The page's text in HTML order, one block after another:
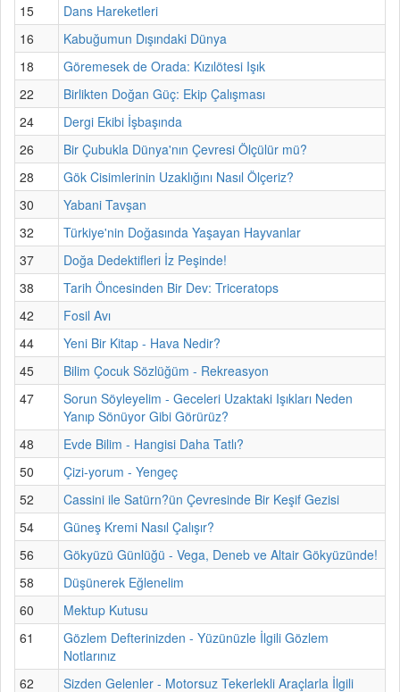
15
Dans Hareketleri
16
Kabuğumun Dışındaki Dünya
18
Göremesek de Orada: Kızılötesi Işık
22
Birlikten Doğan Güç: Ekip Çalışması
24
Dergi Ekibi İşbaşında
26
Bir Çubukla Dünya'nın Çevresi Ölçülür mü?
28
Gök Cisimlerinin Uzaklığını Nasıl Ölçeriz?
30
Yabani Tavşan
32
Türkiye'nin Doğasında Yaşayan Hayvanlar
37
Doğa Dedektifleri İz Peşinde!
38
Tarih Öncesinden Bir Dev: Triceratops
42
Fosil Avı
44
Yeni Bir Kitap - Hava Nedir?
45
Bilim Çocuk Sözlüğüm - Rekreasyon
47
Sorun Söyleyelim - Geceleri Uzaktaki Işıkları Neden
Yanıp Sönüyor Gibi Görürüz?
48
Evde Bilim - Hangisi Daha Tatlı?
50
Çizi-yorum - Yengeç
52
Cassini ile Satürn?ün Çevresinde Bir Keşif Gezisi
54
Güneş Kremi Nasıl Çalışır?
56
Gökyüzü Günlüğü - Vega, Deneb ve Altair Gökyüzünde!
58
Düşünerek Eğlenelim
60
Mektup Kutusu
61
Gözlem Defterinizden - Yüzünüzle İlgili Gözlem
Notlarınız
62
Sizden Gelenler - Motorsuz Tekerlekli Araçlarla İlgili